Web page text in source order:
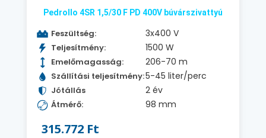
Pedrollo 4SR 1,5/30 F PD 400V búvárszivattyú
Feszültség: 3x400 V
Teljesítmény: 1500 W
Emelőmagasság: 206-70 m
Szállítási teljesítmény:5-45 liter/perc
Jótállás 2 év
Átmérő: 98 mm
315.772 Ft